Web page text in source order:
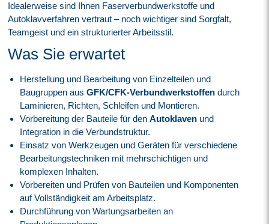
Idealerweise sind Ihnen Faserverbundwerkstoffe und
Autoklavverfahren vertraut – noch wichtiger sind Sorgfalt,
Teamgeist und ein strukturierter Arbeitsstil.
Was Sie erwartet
Herstellung und Bearbeitung von Einzelteilen und
Baugruppen ausGFK/CFK-Verbundwerkstoffen durch
Laminieren, Richten, Schleifen und Montieren.
Vorbereitung der Bauteile für denAutoklaven und
Integration in die Verbundstruktur.
Einsatz von Werkzeugen und Geräten für verschiedene
Bearbeitungstechniken mit mehrschichtigen und
komplexen Inhalten.
Vorbereiten und Prüfen von Bauteilen und Komponenten
auf Vollständigkeit am Arbeitsplatz.
Durchführung von Wartungsarbeiten an